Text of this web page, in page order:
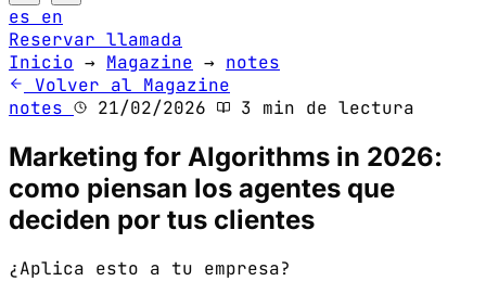
es en
Reservar llamada
Inicio → Magazine → notes
Volver al Magazine
notes
21/02/2026 3 min de lectura
Marketing for Algorithms in 2026:
como piensan los agentes que
deciden por tus clientes
¿Aplica esto a tu empresa?